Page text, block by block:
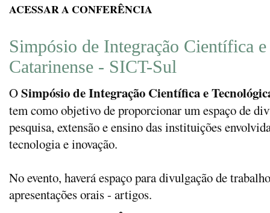
ACESSAR A CONFERÊNCIA
Simpósio de Integração Científica
Catarinense - SICT-Sul
OSimpósio de Integração Científica e
tem como objetivo de proporcionar um espaço de
pesquisa, extensão e ensino das instituições
tecnologia e inovação.
No evento, haverá espaço para divulgação de
apresentações orais - artigos.